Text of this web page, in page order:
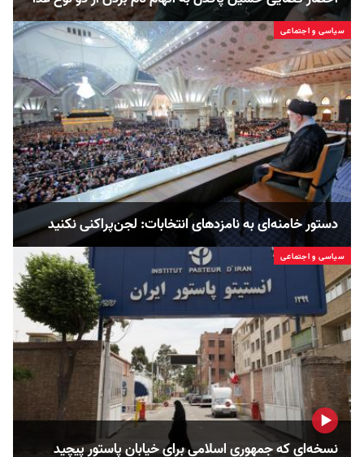
سیاسی و اجتماعی
دستور خامنه‌ای به نامزدهای انتخابات: لجن‌پراکنی نکنید
سیاسی و اجتماعی
نسخه‌ای که جمهوری اسلامی برای خیابان پاستور پیچید